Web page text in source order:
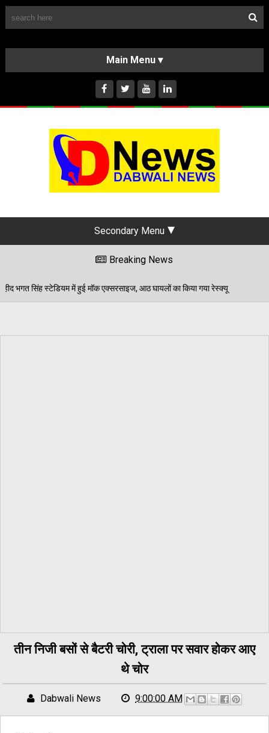
HOME
ABOUT US
INSTAGRAM
Secondary Menu
Breaking News
आठ घायलों का किया गया रेस्क्यू 06/08/2026
तीन निजी बसों से बैटरी चोरी, ट्राला पर सवार होकर आए
थे चोर
Dabwali News 9:00:00 AM